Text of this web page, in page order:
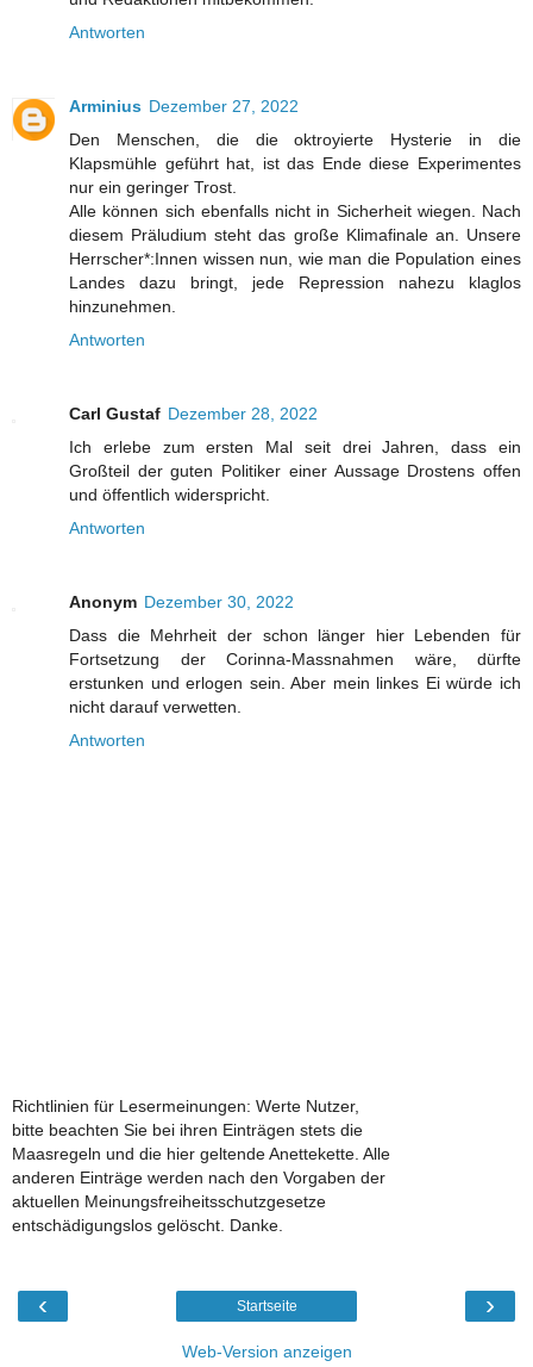
Antworten
Arminius Dezember 27, 2022
Den Menschen, die die oktroyierte Hysterie in die
Klapsmühle geführt hat, ist das Ende diese Experimentes
nur ein geringer Trost.
Alle können sich ebenfalls nicht in Sicherheit wiegen. Nach
diesem Präludium steht das große Klimafinale an. Unsere
Herrscher*:Innen wissen nun, wie man die Population eines
Landes dazu bringt, jede Repression nahezu klaglos
hinzunehmen.
Antworten
Carl Gustaf Dezember 28, 2022
Ich erlebe zum ersten Mal seit drei Jahren, dass ein
Großteil der guten Politiker einer Aussage Drostens offen
und öffentlich widerspricht.
Antworten
Anonym Dezember 30, 2022
Dass die Mehrheit der schon länger hier Lebenden für
Fortsetzung der Corinna-Massnahmen wäre, dürfte
erstunken und erlogen sein. Aber mein linkes Ei würde ich
nicht darauf verwetten.
Antworten
Richtlinien für Lesermeinungen: Werte Nutzer,
bitte beachten Sie bei ihren Einträgen stets die
Maasregeln und die hier geltende Anettekette. Alle
anderen Einträge werden nach den Vorgaben der
aktuellen Meinungsfreiheitsschutzgesetze
entschädigungslos gelöscht. Danke.
‹ ›
Startseite
Web-Version anzeigen